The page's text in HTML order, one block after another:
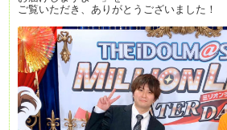
ご覧いただき、ありがとうございました！